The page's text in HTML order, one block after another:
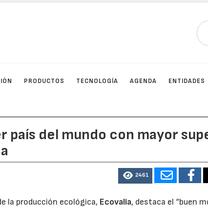
PRODUCTOS TECNOLOGÍA AGENDA ENTIDADES
país del mundo con mayor
2461
la producción ecológica, Ecovalia, destaca el “buen